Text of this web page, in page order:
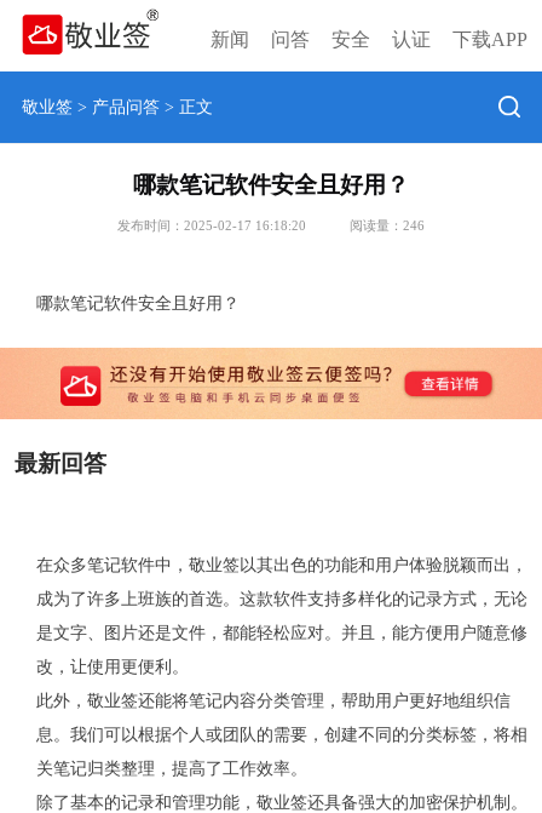
新闻 问答 安全 认证 下载APP
敬业签> 产品问答> 正文
哪款笔记软件安全且好用？
发布时间：2025-02-17 16:18:20 阅读量： 246
哪款笔记软件安全且好用？
最新回答
在众多笔记软件中，敬业签以其出色的功能和用户体验脱颖而出，
成为了许多上班族的首选。这款软件支持多样化的记录方式，无论
是文字、图片还是文件，都能轻松应对。并且，能方便用户随意修
改，让使用更便利。
此外，敬业签还能将笔记内容分类管理，帮助用户更好地组织信
息。我们可以根据个人或团队的需要，创建不同的分类标签，将相
关笔记归类整理，提高了工作效率。
除了基本的记录和管理功能，敬业签还具备强大的加密保护机制。